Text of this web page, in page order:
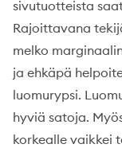
sivutuotteista
Rajoittavana
melko
ja ehkäpä
luomurypsi.
hyviä satoja.
korkealle vaikkei